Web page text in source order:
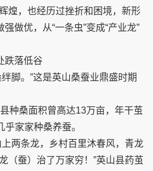
煌，也经历过挫折和困境，新形
做优，从“一条虫”变成“产业龙”
跌落低谷
脚。”这是英山桑蚕业鼎盛时期
种桑面积曾高达13万亩，年干茧
家家种桑养蚕。
两条龙，乡村百里沐春风，青龙
（蚕）治了万家穷！”英山县药茧